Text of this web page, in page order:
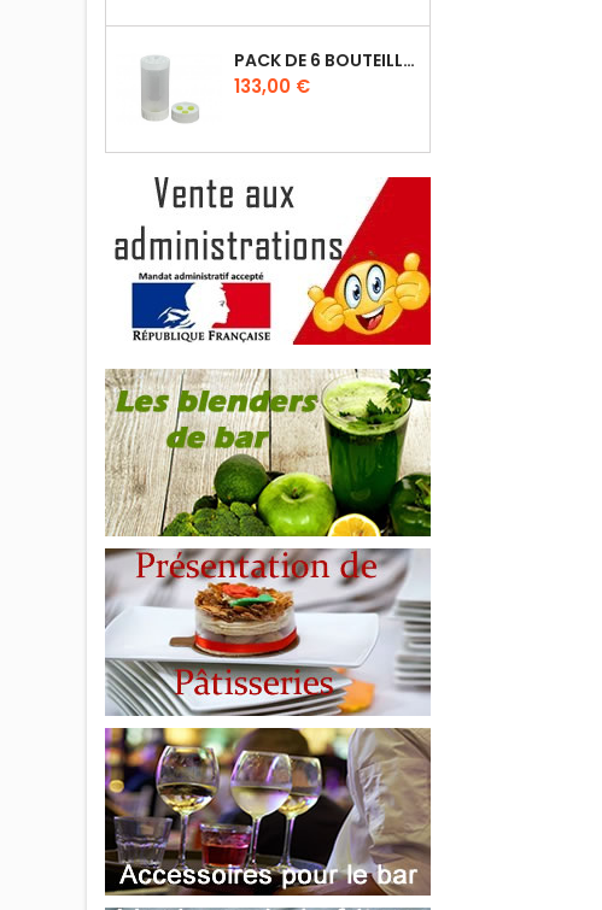
PACK DE 6 BOUTEILLES SAUCE GUN 630 ML AVEC MEMBRANE 3 TROUS
Prix
133,00 €